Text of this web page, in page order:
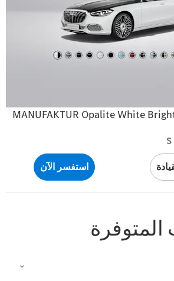
MANUFAKTUR Opalite White
استفسر الآن
المتوفرة